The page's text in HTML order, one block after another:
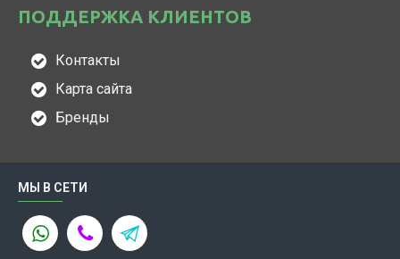
ПОДДЕРЖКА КЛИЕНТОВ
Контакты
Карта сайта
Бренды
МЫ В СЕТИ